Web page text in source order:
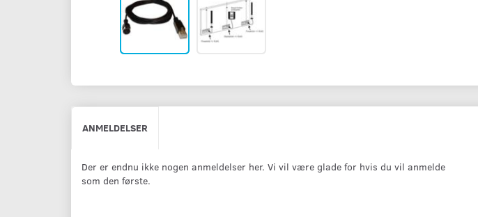
ANMELDELSER
Der er endnu ikke nogen anmeldelser her. Vi vil være glade for hvis du vil anmelde
som den første.